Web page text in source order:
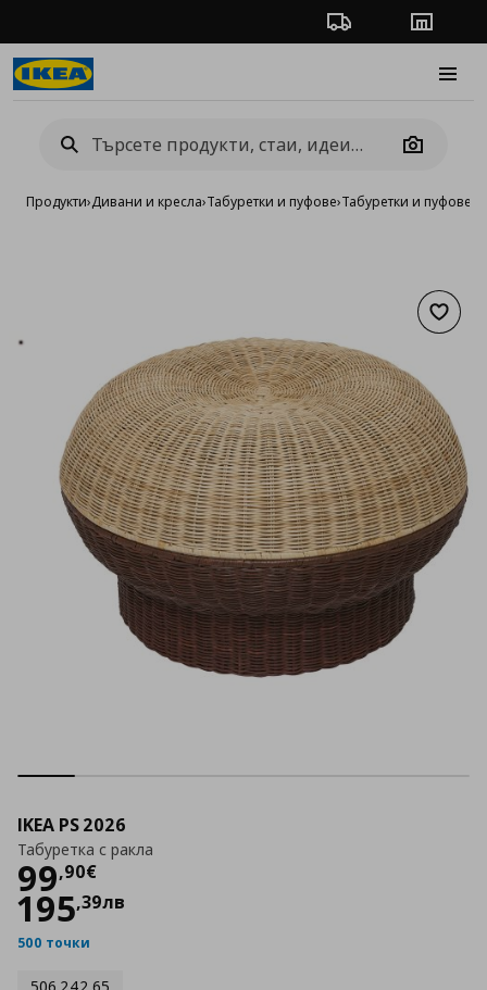
Проследяване на
Camera
Продукти›Дивани и кресла›Табуретки и пуфове›Табуретки и пуфове
IKEA PS 2026
Табуретка с ракла
99,90€
Цена
195,39лв
500 точки